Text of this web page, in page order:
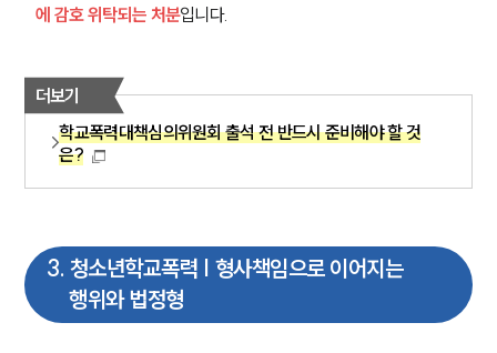
에 감호 위탁되는 처분입니다.
더보기
학교폭력대책심의위원회 출석 전 반드시 준비해야 할 것
은?
3. 청소년학교폭력 | 형사책임으로 이어지는
행위와 법정형